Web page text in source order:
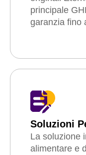
principale
garanzia fino
Soluzioni
La soluzione
alimentare e